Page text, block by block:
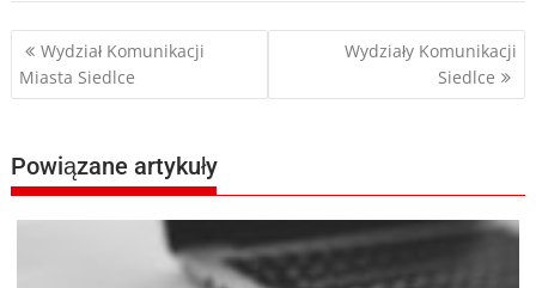
Nawigacja
wpisu
Wydział Komunikacji
Miasta Siedlce
Wydziały Komunikacji
Siedlce
Powiązane artykuły